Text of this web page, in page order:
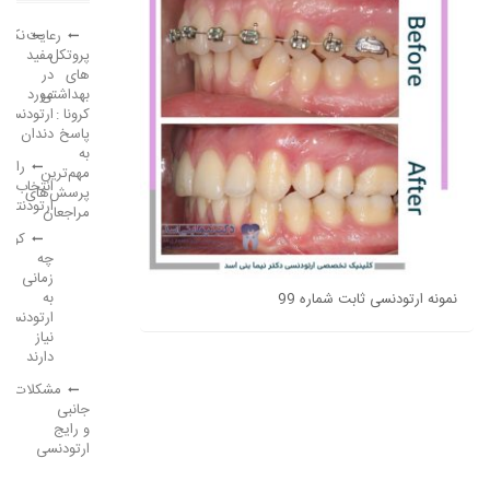
نمونه ارتودنسی ثابت شماره 99
رعایت
پروتکل
های
بهداشتی
کرونا :
پاسخ
به
مهم‌ترین
پرسش‌های
مراجعان
مفید
در
مورد
ارتودنسی
دندان
انتخاب
چه
زمانی
به
ارتودنسی
نیاز
دارند
مشکلات
جانبی
و رایج
ارتودنسی